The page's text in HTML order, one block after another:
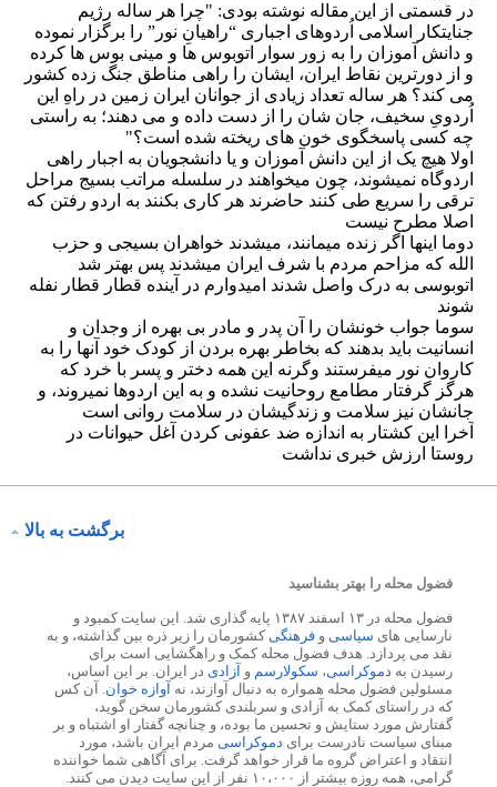
برگشت به بالا
فضول محله را بهتر بشناسید
فضول محله در ۱۳ اسفند ۱۳۸۷ پایه گذاری شد. این سایت کمبود و
نارسایی های سیاسی و فرهنگی کشورمان را زیر ذره بین گذاشته، و به
نقد می پردازد. هدف فضول محله کمک و راهگشایی است برای
رسیدن به دموکراسی، سکولارسم و آزادی در ایران. بر این اساس،
مسئولین فضول محله همواره به دنبال آوازند، نه آوازه خوان . آن کس
که در راستای کمک به آزادی و سربلندی کشورمان سخن گوید،
گفتارش مورد ستایش و تحسین ما بوده، و چنانچه گفتار او اشتباه و بر
مبنای سیاست نادرست برای دموکراسی مردم ایران باشد، مورد
انتقاد و اعتراض گروه ما قرار خواهد گرفت. برای آگاهی شما خواننده
گرامی، همه روزه بیشتر از ۱۰،۰۰۰ نفر از این سایت دیدن می کنند.